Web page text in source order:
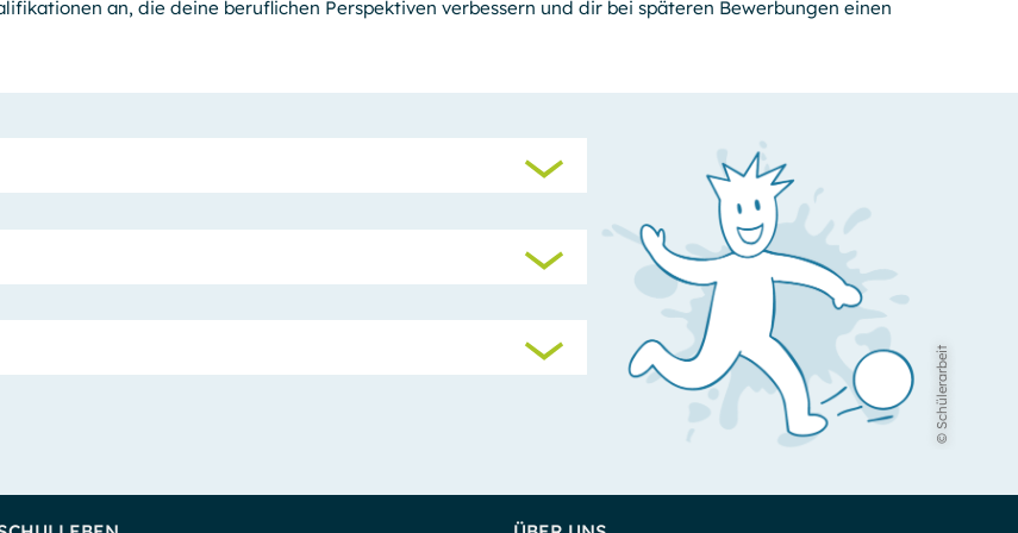
an, die deine beruflichen Perspektiven verbessern und dir bei späteren Bewer­bungen einen
© Schülerarbeit